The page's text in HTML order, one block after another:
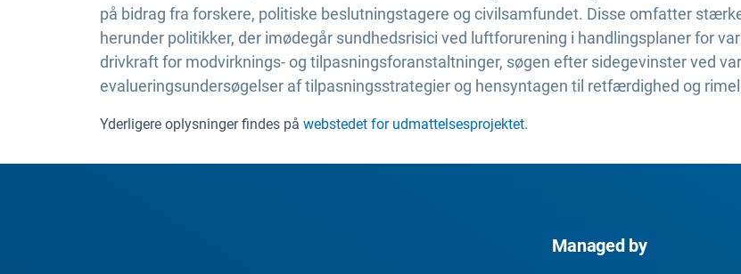
på bidrag fra forskere, politiske beslutningstagere og civilsamfundet. Disse omfatter
herunder politikker, der imødegår sundhedsrisici ved luftforurening i handlingsplaner for
drivkraft for modvirknings- og tilpasningsforanstaltninger, søgen efter sidegevinster ved
evalueringsundersøgelser af tilpasningsstrategier og hensyntagen til retfærdighed og
Yderligere oplysninger findes på webstedet for udmattelsesprojektet.
Managed by